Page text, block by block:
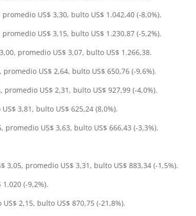
US$ 3,30, bulto US$ 1.042,40 (-8,0%).
US$ 3,15, bulto US$ 1.230,87 (-5,2%).
promedio US$ 3,07, bulto US$ 1.266,38.
US$ 2,64, bulto US$ 650,76 (-9,6%).
US$ 2,31, bulto US$ 927,99 (-4,0%).
3,81, bulto US$ 625,24 (8,0%).
promedio US$ 3,63, bulto US$ 666,43 (-3,3%).
3,05, promedio US$ 3,31, bulto US$ 883,34 (-1,5%).
(-9,2%).
2,15, bulto US$ 870,75 (-21,8%).